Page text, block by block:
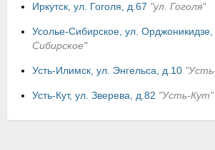
Иркутск, ул. Гоголя, д.67 "ул. Гоголя"
Усолье-Сибирское, ул. Орджоникидзе,
Сибирское"
Усть-Илимск, ул. Энгельса, д.10
Усть-Кут, ул. Зверева, д.82 "Усть-Кут"